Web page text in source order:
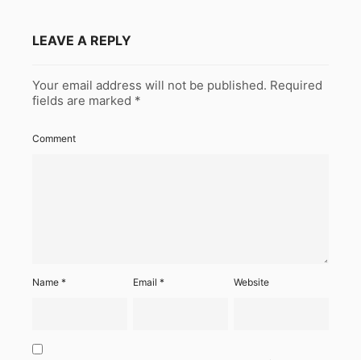
LEAVE A REPLY
Your email address will not be published. Required
fields are marked *
Comment
Name * Email* Website